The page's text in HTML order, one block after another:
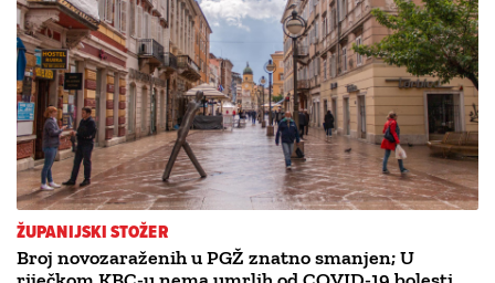
ŽUPANIJSKI STOŽER
Broj novozaraženih u PGŽ znatno smanjen; U